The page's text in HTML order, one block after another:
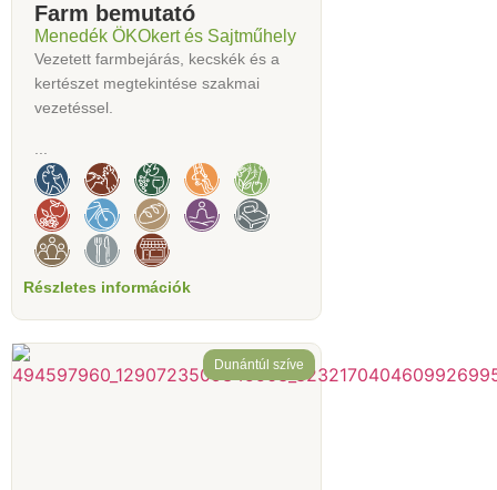
Farm bemutató
Menedék ÖKOkert és Sajtműhely
Vezetett farmbejárás, kecskék és a
kertészet megtekintése szakmai
vezetéssel.
Részletes információk
Dunántúl szíve